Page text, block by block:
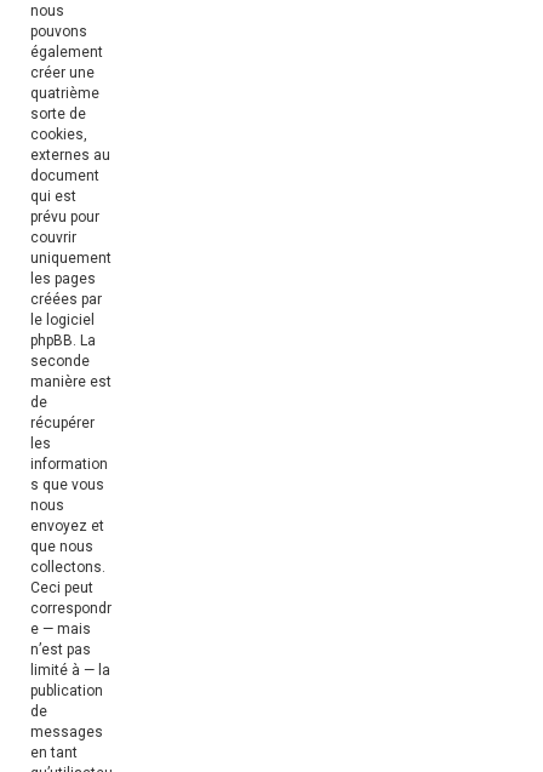
nous
pouvons
également
créer une
quatrième
sorte de
cookies,
externes au
document
qui est
prévu pour
couvrir
uniquement
les pages
créées par
le logiciel
phpBB. La
seconde
manière est
de
récupérer
les
information
s que vous
nous
envoyez et
que nous
collectons.
Ceci peut
correspondr
e — mais
n’est pas
limité à — la
publication
de
messages
en tant